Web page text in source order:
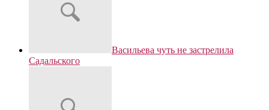
Васильева чуть не застрелила
Садальского